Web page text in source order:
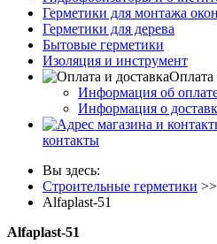
Герметики для монтажа окон
Герметики для дерева
Бытовые герметики
Изоляция и инструмент
Оплата
Информация об
Информация о
контакты
Вы здесь:
Строительные герметики >>
Alfaplast-51
Alfaplast-51